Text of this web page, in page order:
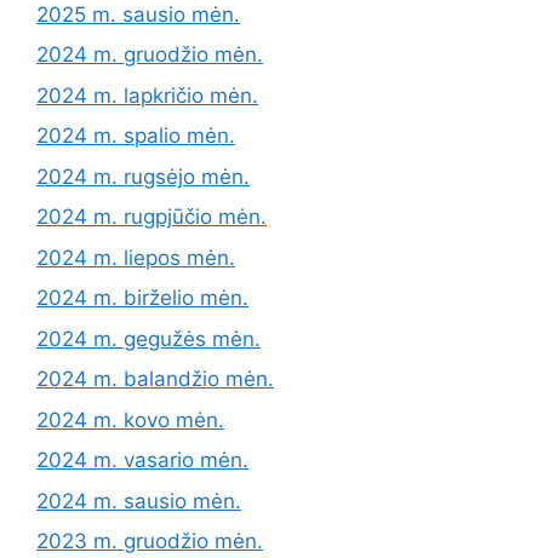
2025 m. sausio mėn.
2024 m. gruodžio mėn.
2024 m. lapkričio mėn.
2024 m. spalio mėn.
2024 m. rugsėjo mėn.
2024 m. rugpjūčio mėn.
2024 m. liepos mėn.
2024 m. birželio mėn.
2024 m. gegužės mėn.
2024 m. balandžio mėn.
2024 m. kovo mėn.
2024 m. vasario mėn.
2024 m. sausio mėn.
2023 m. gruodžio mėn.